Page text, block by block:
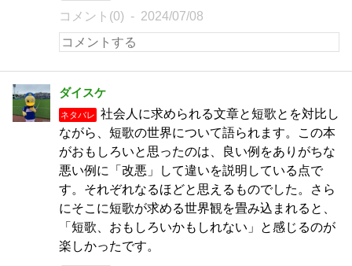
コメント(0) 2024/07/08
ダイスケ
ネタバレ
社会人に求められる文章と短歌とを対比し
ながら、短歌の世界について語られます。この本
がおもしろいと思ったのは、良い例をありがちな
悪い例に「改悪」して違いを説明している点で
す。それぞれなるほどと思えるものでした。さら
にそこに短歌が求める世界観を畳み込まれると、
「短歌、おもしろいかもしれない」と感じるのが
楽しかったです。